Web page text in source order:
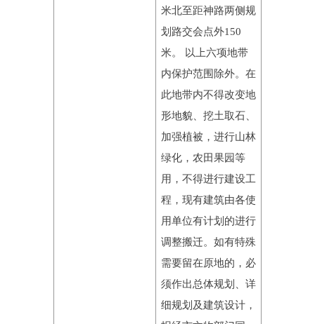
米北至距神路两侧规
划路交会点外150
米。 以上六项地带
内保护范围除外。在
此地带内不得改变地
形地貌、挖土取石、
加强植被，进行山林
绿化，农田果园等
用，不得进行建设工
程，现有建筑由各使
用单位有计划的进行
调整搬迁。如有特殊
需要留在原地的，必
须作出总体规划、详
细规划及建筑设计，